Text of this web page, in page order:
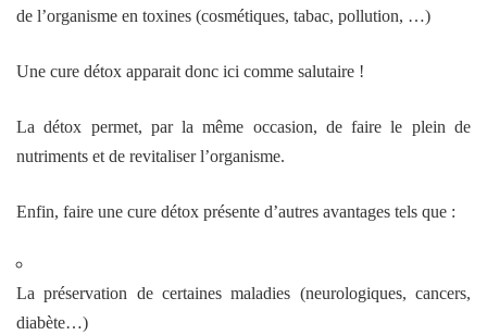
de l’organisme en toxines (cosmétiques, tabac, pollution, …)
Une cure détox apparait donc ici comme salutaire !
La détox permet, par la même occasion, de faire le plein de
nutriments et de revitaliser l’organisme.
Enfin, faire une cure détox présente d’autres avantages tels que :
La préservation de certaines maladies (neurologiques, cancers,
diabète…)